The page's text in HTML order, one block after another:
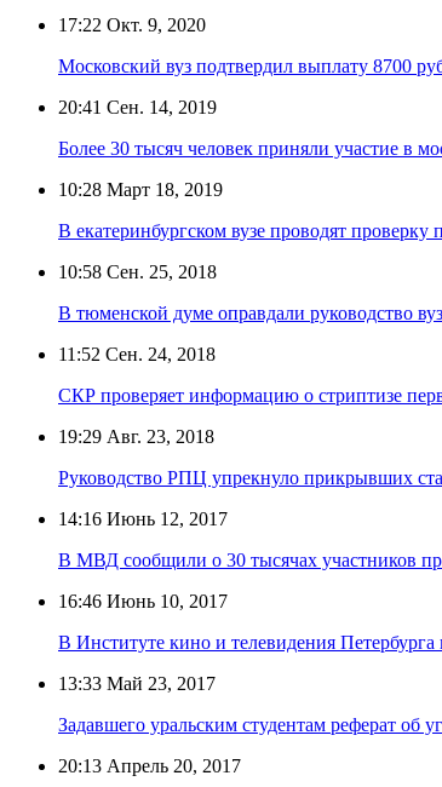
17:22 Окт. 9, 2020
Московский вуз подтвердил выплату 8700
20:41 Сен. 14, 2019
Более 30 тысяч человек приняли участие в
10:28 Март 18, 2019
В екатеринбургском вузе проводят
10:58 Сен. 25, 2018
В тюменской думе оправдали руководство
11:52 Сен. 24, 2018
СКР проверяет информацию о стриптизе
19:29 Авг. 23, 2018
Руководство РПЦ упрекнуло прикрывших
14:16 Июнь 12, 2017
В МВД сообщили о 30 тысячах участников
16:46 Июнь 10, 2017
В Институте кино и телевидения
13:33 Май 23, 2017
Задавшего уральским студентам реферат об
20:13 Апрель 20, 2017